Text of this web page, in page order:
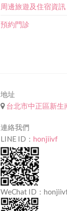
周邊旅遊及住宿資訊
預約門診
地址
台北市中正區新
連絡我們
LINE ID： honjiivf
WeChat ID：